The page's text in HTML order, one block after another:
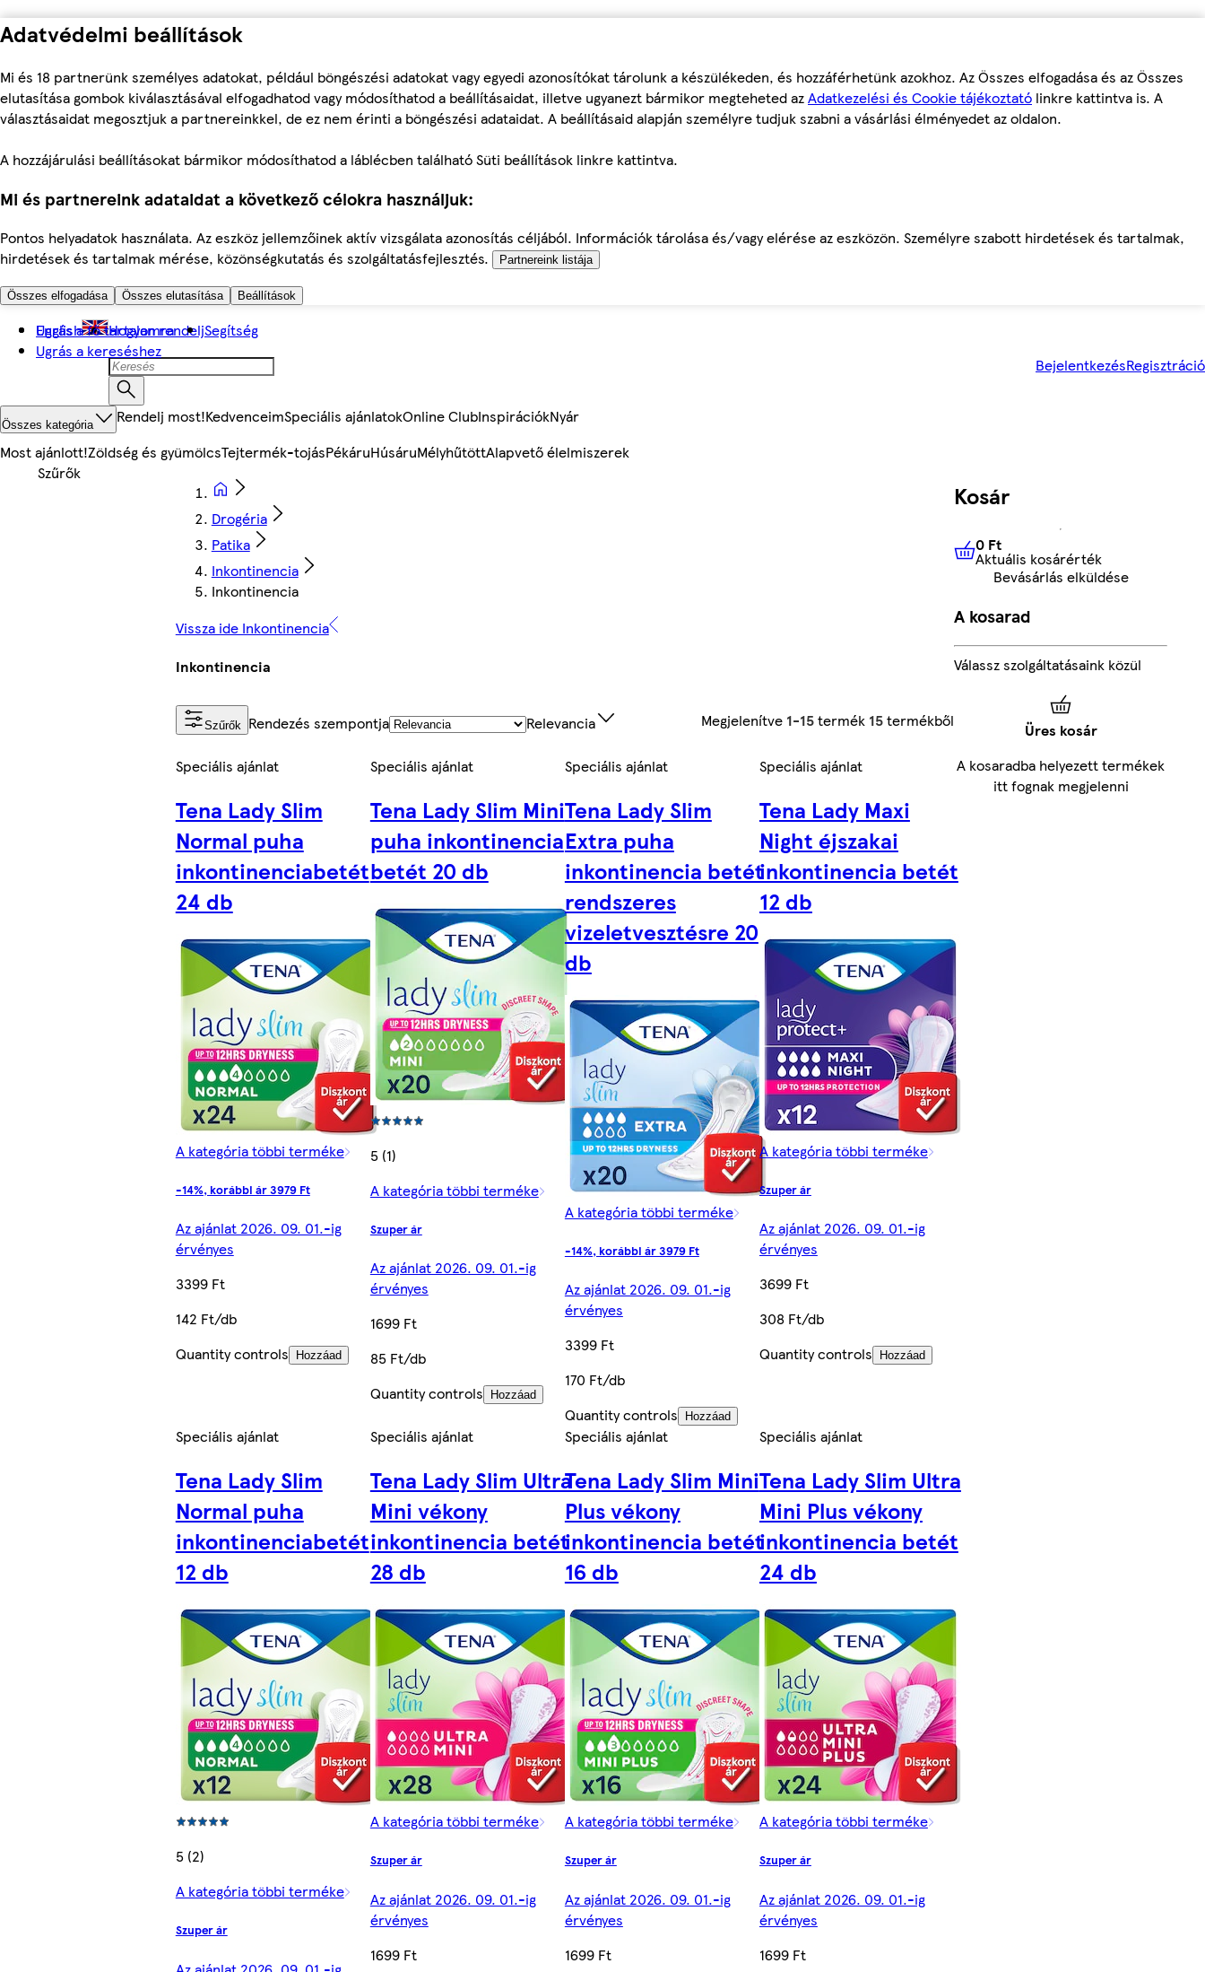
Adatvédelmi beállítások
Mi és 18 partnerünk személyes adatokat, például böngészési adatokat vagy egyedi azonosítókat tárolunk a készülékeden, és hozzáférhetünk azokhoz. Az Összes elfogadása és az Összes
elutasítása gombok kiválasztásával elfogadhatod vagy módosíthatod a beállításaidat, illetve ugyanezt bármikor megteheted azAdatkezelési és Cookie tájékoztató linkre kattintva is. A
választásaidat megosztjuk a partnereinkkel, de ez nem érinti a böngészési adataidat. A beállításaid alapján személyre tudjuk szabni a vásárlási élményedet az oldalon.
A hozzájárulási beállításokat bármikor módosíthatod a láblécben található Süti beállítások linkre kattintva.
Mi és partnereink adataidat a következő célokra használjuk:
Pontos helyadatok használata. Az eszköz jellemzőinek aktív vizsgálata azonosítás céljából. Információk tárolása és/vagy elérése az eszközön. Személyre szabott hirdetések és tartalmak,
hirdetések és tartalmak mérése, közönségkutatás és szolgáltatásfejlesztés.
Partnereink listája
Összes elfogadása Összes elutasítása Beállítások
Ugrás a fő tartalomra
Ugrás a kereséshez
English Hogyan rendeljSegítség
BejelentkezésRegisztráció
Összes kategória Rendelj most!KedvenceimSpeciális ajánlatokOnline ClubInspirációkNyár
Most ajánlott!Zöldség és gyümölcsTejtermék-tojásPékáruHúsáruMélyhűtöttAlapvető élelmiszerek
Drogéria
Patika
Inkontinencia
Inkontinencia
Vissza ide Inkontinencia
Inkontinencia
Szűrők Rendezés szempontja Relevancia Megjelenítve 1-15termék 15termékből
Speciális ajánlat
Tena Lady Slim
Normal puha
inkontinenciabetét
24 db
A kategória többi terméke
-14%, korábbi ár 3979 Ft
Az ajánlat 2026. 09. 01.-ig
érvényes
3399 Ft
142 Ft/db
Quantity controls
Hozzáad
Speciális ajánlat
Tena Lady Slim Mini
puha inkontinencia
betét 20 db
5 (1)
A kategória többi terméke
Szuper ár
Az ajánlat 2026. 09. 01.-ig
érvényes
1699 Ft
85 Ft/db
Quantity controls
Hozzáad
Speciális ajánlat
Tena Lady Slim
Extra puha
inkontinencia betét
rendszeres
vizeletvesztésre 20
db
A kategória többi terméke
-14%, korábbi ár 3979 Ft
Az ajánlat 2026. 09. 01.-ig
érvényes
3399 Ft
170 Ft/db
Quantity controls
Hozzáad
Speciális ajánlat
Tena Lady Maxi
Night éjszakai
inkontinencia betét
12 db
A kategória többi terméke
Szuper ár
Az ajánlat 2026. 09. 01.-ig
érvényes
3699 Ft
308 Ft/db
Quantity controls
Hozzáad
Speciális ajánlat
Tena Lady Slim
Normal puha
inkontinenciabetét
12 db
5 (2)
A kategória többi terméke
Szuper ár
Speciális ajánlat
Tena Lady Slim Ultra
Mini vékony
inkontinencia betét
28 db
A kategória többi terméke
Szuper ár
Az ajánlat 2026. 09. 01.-ig
érvényes
1699 Ft
Speciális ajánlat
Tena Lady Slim Mini
Plus vékony
inkontinencia betét
16 db
A kategória többi terméke
Szuper ár
Az ajánlat 2026. 09. 01.-ig
érvényes
1699 Ft
Speciális ajánlat
Tena Lady Slim Ultra
Mini Plus vékony
inkontinencia betét
24 db
A kategória többi terméke
Szuper ár
Az ajánlat 2026. 09. 01.-ig
érvényes
1699 Ft
Kosár
0 FtAktuális kosárérték
0 Ft
Aktuális kosárérték
Bevásárlás elküldése
A kosarad
Válassz szolgáltatásaink közül
Üres kosár
A kosaradba helyezett termékek
itt fognak megjelenni